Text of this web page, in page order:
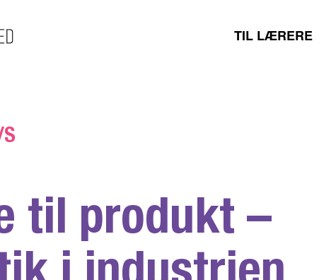
TIL LÆRERE
til produkt –